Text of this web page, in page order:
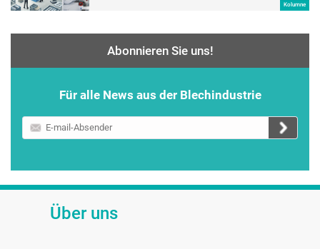
Kolumne
Abonnieren Sie uns!
Für alle News aus der Blechindustrie
E-
mail-
Über uns